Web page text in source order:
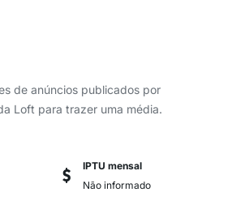
de anúncios publicados por
Loft para trazer uma média.
IPTU mensal
Não informado